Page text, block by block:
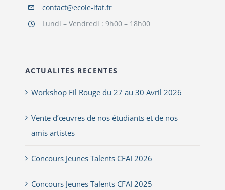
contact@ecole-ifat.fr
Lundi – Vendredi : 9h00 – 18h00
ACTUALITES RECENTES
Workshop Fil Rouge du 27 au 30 Avril 2026
Vente d’œuvres de nos étudiants et de nos
amis artistes
Concours Jeunes Talents CFAI 2026
Concours Jeunes Talents CFAI 2025